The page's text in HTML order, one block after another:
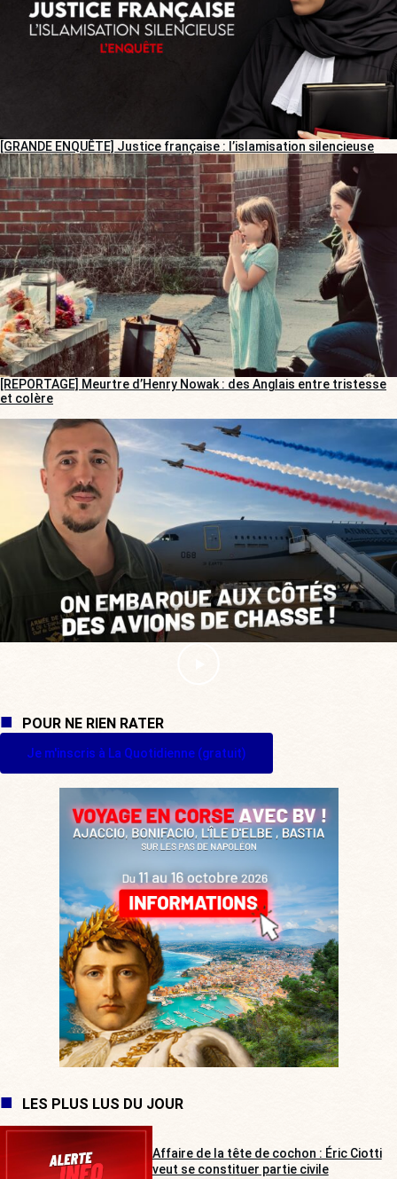
[GRANDE ENQUÊTE] Justice française : l’islamisation silencieuse
[REPORTAGE] Meurtre d’Henry Nowak : des Anglais entre tristesse
et colère
POUR NE RIEN RATER
Je m'inscris à La Quotidienne (gratuit)
LES PLUS LUS DU JOUR
Affaire de la tête de cochon : Éric Ciotti
veut se constituer partie civile